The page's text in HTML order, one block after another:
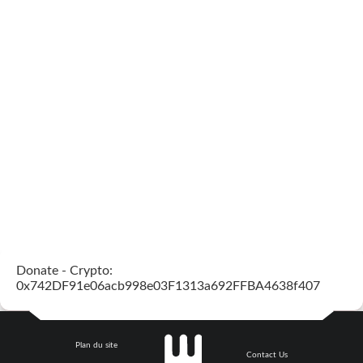
Donate - Crypto:
0x742DF91e06acb998e03F1313a692FFBA4638f407
Plan du site
Contact Us